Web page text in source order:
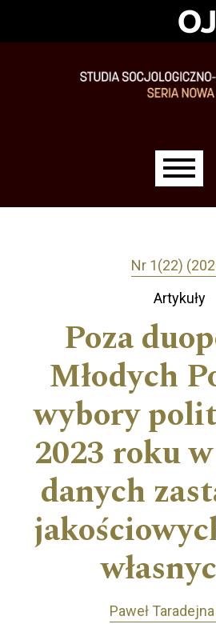
Nr 1(22)
Artykuły
Poza
Młodych
wybory
2023 roku
danych
Paweł Taradejna